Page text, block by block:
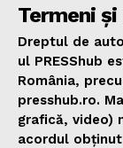
Termeni
Dreptul de
ul PRESShub
România,
presshub.ro.
grafică, video)
acordul